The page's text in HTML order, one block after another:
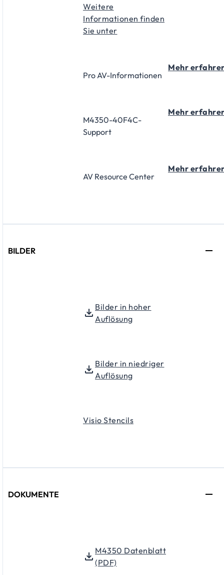
Weitere
Informationen finden
Sie unter
Pro AV-Informationen
Mehr
M4350-40F4C-
Support
Mehr
AV Resource Center
Mehr
BILDER
Bilder in hoher
Auflösung
Bilder in niedriger
Auflösung
Visio Stencils
DOKUMENTE
M4350 Datenblatt
(PDF)